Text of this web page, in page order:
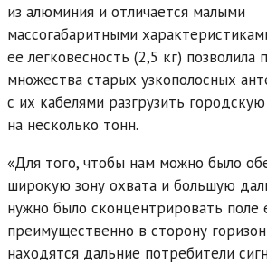
из алюминия и отличается малыми
массогабаритными
ее легковесность (2,5 кг) позволила
множества старых узкополосных
с их кабелями разгрузить
на несколько тонн.
«Для того, чтобы нам можно было
широкую зону охвата и большую
нужно было сконцентрировать поле
преимущественно в сторону
находятся дальние потребители